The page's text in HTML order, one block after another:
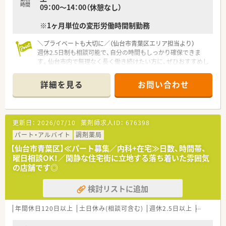
能です。
いただける場合は、採用においてさらに優遇させていただく方針
時間
09：00～14：00（休憩なし）
※1ヶ月単位の変形労働時間制勤務
＼プライベートも大切に／（仙台市青葉区エリア担当より）
週休2.5日制も相談可能で、自分の時間もしっかり確保できま
す。仙台市内で無理なく長く働き続けたい方に、ぜひおすすめし
＊------------------------------------------＊
【店舗情報と応需状況について】
■北仙台駅から徒歩圏内に位置しており、近隣にある整形外科や
内科のクリニックより1日130枚から140枚の処方箋を受け付け
ています。
■戸建てを改装した温かみのある店舗となっており、広々とした
休憩室ではソファーに座りながら心身ともにリラックスして過
ごせます。
■調剤室はコンパクトながらも効率的な導線が確保されており、
電子薬歴や自動分包機などの設備を導入して業務の効率化を図
っています。
【求人情報について】
■想定年収は450万円から550万円となっており、これまでのご
詳細を見る お問い合わせ
更新日： 2026/07/10 薬剤師求人ID： 676398
パート・アルバイト
調剤薬局
【仙台市青葉区】≪パート募集／内科+在宅≫日数、時間帯、
曜日相談OK！／閑静な住宅街に立地する落ち着いた雰囲気
の店舗です◎
検討リストに追加
年間休日120日以上 土日休み(相談可含む) 週休2.5日以上 週32h以